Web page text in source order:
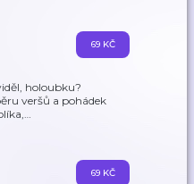
holoubku?
veršů a pohádek
…
69 KČ
69 KČ